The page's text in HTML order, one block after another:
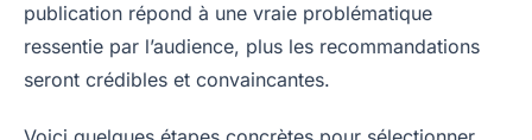
publication répond à une vraie problématique
ressentie par l’audience, plus les recommandations
seront crédibles et convaincantes.